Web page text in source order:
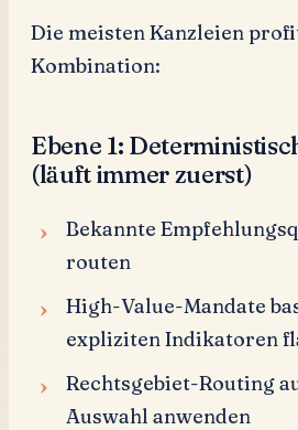
Die meisten Kanzleien
Kombination:
Ebene 1:
(läuft immer zuerst)
Bekannte
routen
High-Value-Mandate
expliziten Indikatoren
Rechtsgebiet-Routing
Auswahl anwenden